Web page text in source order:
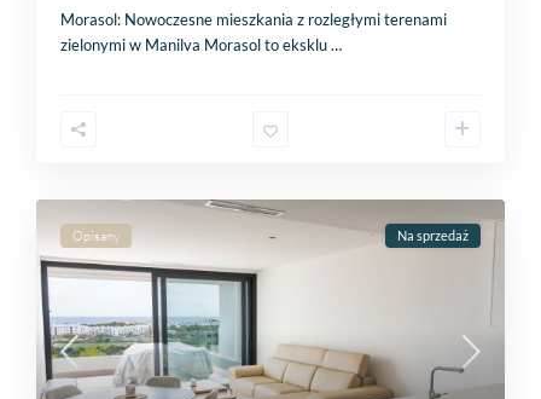
Morasol: Nowoczesne mieszkania z rozległymi terenami
zielonymi w Manilva Morasol to eksklu…
Opisany Na sprzedaż